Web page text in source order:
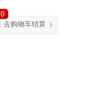
0
去购物车结算